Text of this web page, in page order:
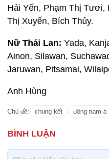
Hải Yến, Phạm Thị Tươi,
Thị Xuyến, Bích Thủy.
Nữ Thái Lan: Yada,
Ainon, Silawan,
Jaruwan, Pitsamai,
Anh Hùng
Chủ đề: chung kết đông nam á